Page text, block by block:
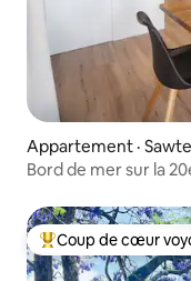
Appartement ·
Bord de mer sur la
Coup de cœur
Coup de cœur